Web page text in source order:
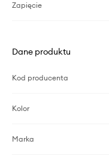
Zapięcie
Dane produktu
Kod producenta
Kolor
Marka